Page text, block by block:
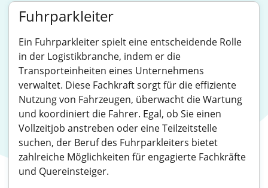
Fuhrparkleiter
Ein Fuhrparkleiter spielt eine entscheidende Rolle
in der Logistikbranche, indem er die
Transporteinheiten eines Unternehmens
verwaltet. Diese Fachkraft sorgt für die effiziente
Nutzung von Fahrzeugen, überwacht die Wartung
und koordiniert die Fahrer. Egal, ob Sie einen
Vollzeitjob anstreben oder eine Teilzeitstelle
suchen, der Beruf des Fuhrparkleiters bietet
zahlreiche Möglichkeiten für engagierte Fachkräfte
und Quereinsteiger.